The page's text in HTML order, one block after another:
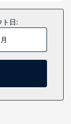
レビが備わって
室には、専用
お使いいただ
。シャワーの
料)、ヘアドラ
パでおくつろぎ
ト日: